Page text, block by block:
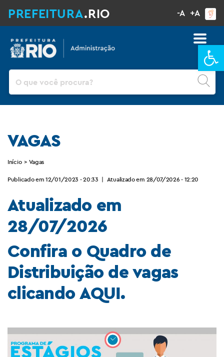
PREFEITURA.RIO -A +A
VAGAS
Início > Vagas
Publicado em 12/01/2023 - 20:33 | Atualizado em 28/07/2026 - 12:20
Atualizado em
28/07/2026
Confira o Quadro de
Distribuição de vagas
clicandoAQUI.